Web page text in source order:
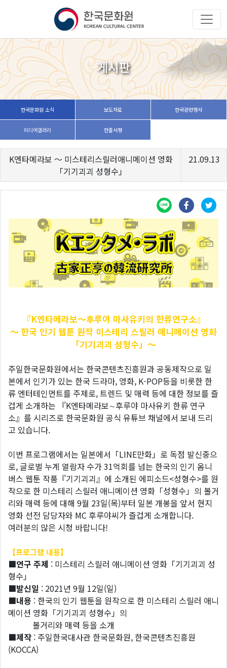
게시판
한국문화원 소식 보도자료 한국관련행사
미디어갤러리 한줄서평
K엔타메라보 ～ 미스테리스릴러애니메이션 영화
「기기괴괴 성형수」
21.09.13
『K엔타메라보～후루야 마사유키의 한류연구소』
～ 한국 인기 웹툰 원작 미스테리 스릴러 애니메이션 영화
「기기괴괴 성형수」～
주일한국문화원에서는 한국콘텐츠진흥원과 공동제작으로 일
본에서 인기가 있는 한국 드라마, 영화, K-POP등을 비롯한 한
류 엔터테인먼트를 주제로, 트렌드 및 매력 등에 대한 정보를 즐
겁게 소개하는 『K엔타메라보∼후루야 마사유키 한류 연구
소』를 시리즈로 한국문화원 공식 유튜브 채널에서 보내 드리
고 있습니다.
이번 프로그램에서는 일본에서「LINE만화」로 독점 발신중으
로, 글로벌 누계 열람자 수가 31억회를 넘는 한국의 인기 옴니
버스 웹툰 작품『기기괴괴』에 소개된 에피소드<성형수>를 원
작으로 한 미스테리 스릴러 애니메이션 영화「성형수」의 볼거
리와 매력 등에 대해 9월 23일(목)부터 일본 개봉을 앞서 현지
영화 선전 담당자와 MC 후루야씨가 즐겁게 소개합니다.
여러분의 많은 시청 바랍니다!
【프로그램 내용】
■연구 주제 : 미스테리 스릴러 애니메이션 영화「기기괴괴 성
형수」
■발신일 : 2021년 9월 12일(일)
■내용 : 한국의 인기 웹툰을 원작으로 한 미스테리 스릴러 애니
메이션 영화「기기괴괴 성형수」의
볼거리와 매력 등을 소개
■제작 : 주일한국대사관 한국문화원, 한국콘텐츠진흥원
(KOCCA)